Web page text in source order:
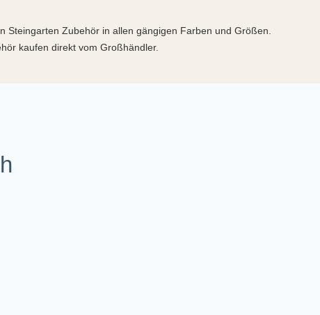
Steingarten Zubehör in allen gängigen Farben und Größen.
kaufen direkt vom Großhändler.